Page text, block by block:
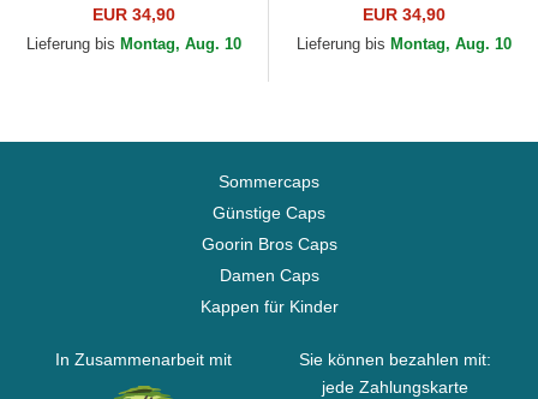
Looney Tunes von Capslab
EUR 34,90
Lieferung bis Montag, Aug. 10
Looney Tunes von Capslab
EUR 34,90
Lieferung bis Montag, Aug. 10
Sommercaps
Günstige Caps
Goorin Bros Caps
Damen Caps
Kappen für Kinder
In Zusammenarbeit mit
Sie können bezahlen mit:
jede Zahlungskarte